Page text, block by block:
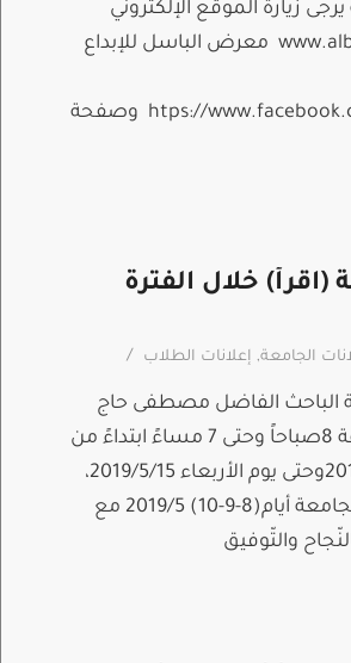
زيارة الموقع الإلكتروني
www.albasselfair.gov.sy معرض الباسل للإبداع
htps://www.facebook.com/albasselfair وصفحة
(اقرأ) خلال الفترة
الجامعة, إعلانات الطلاب /
الباحث الفاضل مصطفى حاج
إبراهيم من الساعة 8صباحاً وحتى 7 مساءً ابتداءً من
يوم الثلاثاء 2019/5/7وحتى يوم الأربعاء 2019/5/15،
متضمنة عطلة الجامعة أيام(8-9-10) 2019/5 مع
والتّوفيق